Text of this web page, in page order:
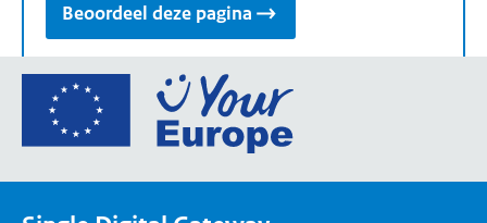
Beoordeel deze pagina
Ga
de